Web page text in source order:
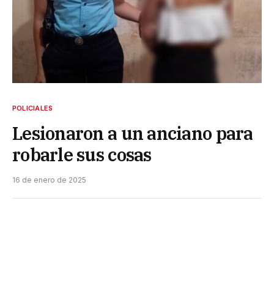
POLICIALES
Lesionaron a un anciano para
robarle sus cosas
16 de enero de 2025